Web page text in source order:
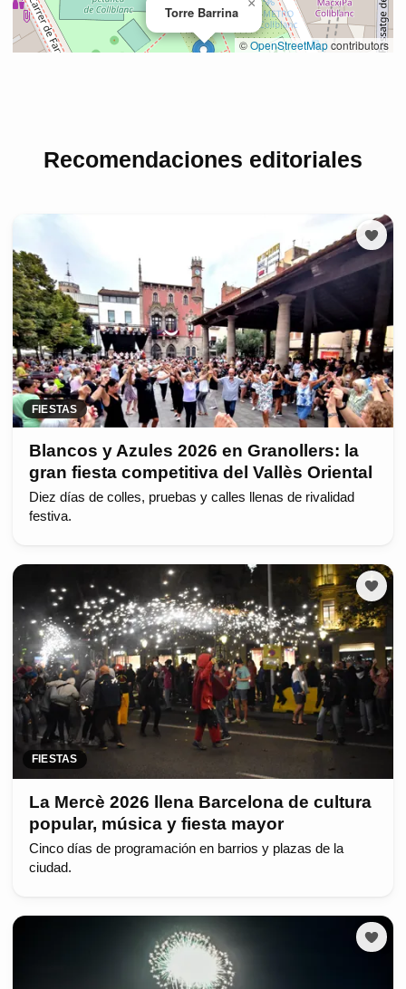
Recomendaciones editoriales
FIESTAS
Blancos y Azules 2026 en Granollers: la
gran fiesta competitiva del Vallès Oriental
Diez días de colles, pruebas y calles llenas de rivalidad
festiva.
FIESTAS
La Mercè 2026 llena Barcelona de cultura
popular, música y fiesta mayor
Cinco días de programación en barrios y plazas de la
ciudad.